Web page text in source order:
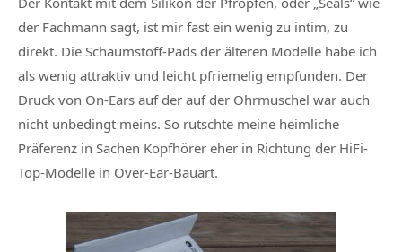
der Fachmann sagt, ist mir fast ein wenig zu intim, zu
direkt. Die Schaumstoff-Pads der älteren Modelle habe ich
als wenig attraktiv und leicht pfriemelig empfunden. Der
Druck von On-Ears auf der auf der Ohrmuschel war auch
nicht unbedingt meins. So rutschte meine heimliche
Präferenz in Sachen Kopfhörer eher in Richtung der HiFi-
Top-Modelle in Over-Ear-Bauart.